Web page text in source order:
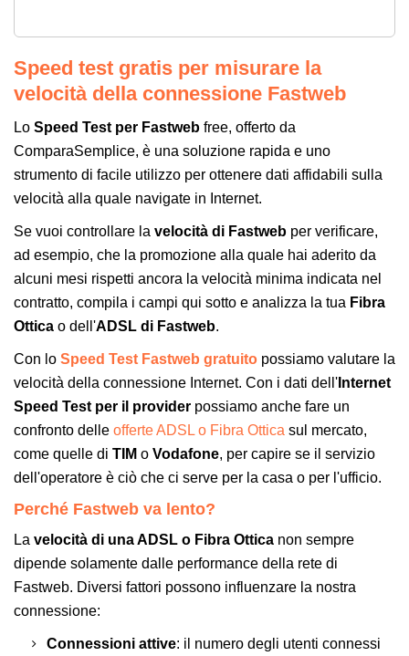
Speed test gratis per misurare la
velocità della connessione Fastweb
Lo Speed Test per Fastweb free, offerto da
ComparaSemplice, è una soluzione rapida e uno
strumento di facile utilizzo per ottenere dati affidabili sulla
velocità alla quale navigate in Internet.
Se vuoi controllare la velocità di Fastweb per verificare,
ad esempio, che la promozione alla quale hai aderito da
alcuni mesi rispetti ancora la velocità minima indicata nel
contratto, compila i campi qui sotto e analizza la tua Fibra
Ottica o dell'ADSL di Fastweb.
Con lo Speed Test Fastweb gratuito possiamo valutare la
velocità della connessione Internet. Con i dati dell' Internet
Speed Test per il provider possiamo anche fare un
confronto delle offerte ADSL o Fibra Ottica sul mercato,
come quelle di TIM o Vodafone, per capire se il servizio
dell'operatore è ciò che ci serve per la casa o per l'ufficio.
Perché Fastweb va lento?
La velocità di una ADSL o Fibra Ottica non sempre
dipende solamente dalle performance della rete di
Fastweb. Diversi fattori possono influenzare la nostra
connessione:
Connessioni attive: il numero degli utenti connessi